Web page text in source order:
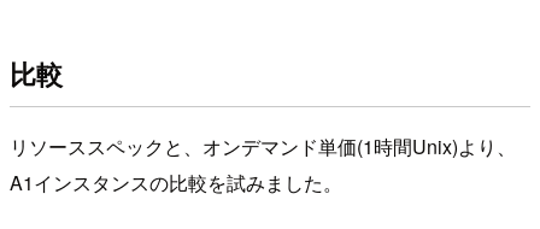
比較
リソーススペックと、オンデマンド単価(1時間Unix)より、
A1インスタンスの比較を試みました。